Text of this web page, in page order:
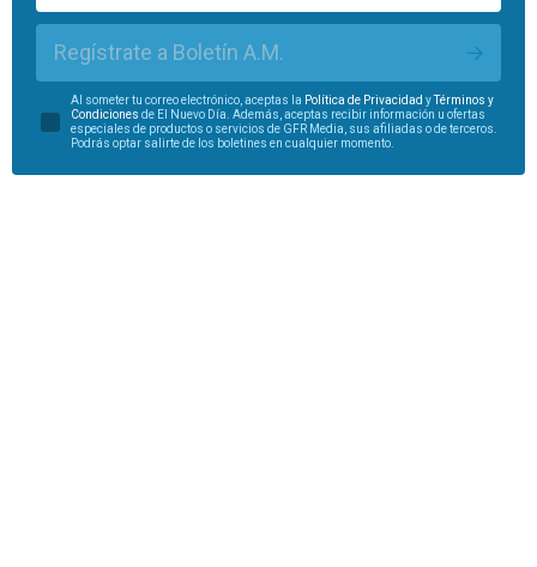
Regístrate a Boletín A.M.
Al someter tu correo electrónico, aceptas la Política de Privacidad yTérminos y
Condiciones de El Nuevo Día. Además, aceptas recibir información u ofertas
especiales de productos o servicios de GFR Media, sus afiliadas o de terceros.
Podrás optar salirte de los boletines en cualquier momento.